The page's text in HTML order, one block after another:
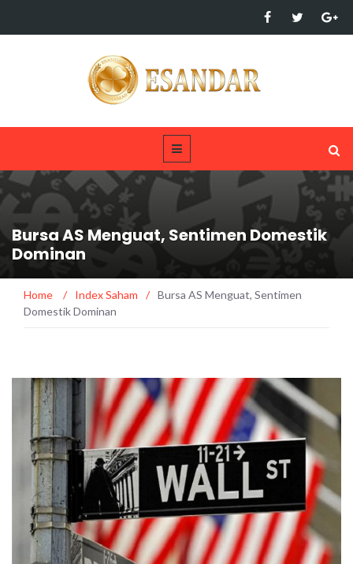
Bursa AS Menguat, Sentimen Domestik
Dominan
Home / Index Saham / Bursa AS Menguat, Sentimen
Domestik Dominan